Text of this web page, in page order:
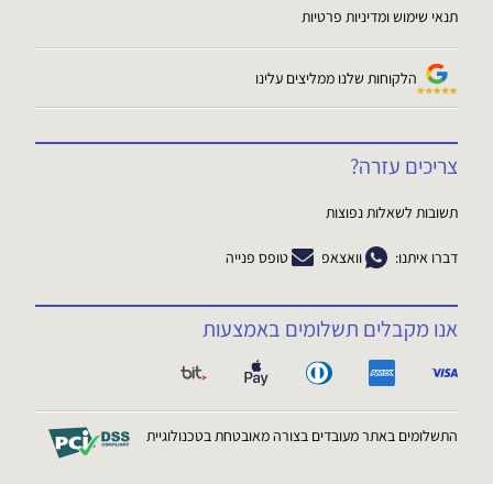
תנאי שימוש ומדיניות פרטיות
הלקוחות שלנו ממליצים עלינו
צריכים עזרה?
תשובות לשאלות נפוצות
דברו איתנו: וואצאפ טופס פנייה
אנו מקבלים תשלומים באמצעות
התשלומים באתר מעובדים בצורה מאובטחת בטכנולוגיית